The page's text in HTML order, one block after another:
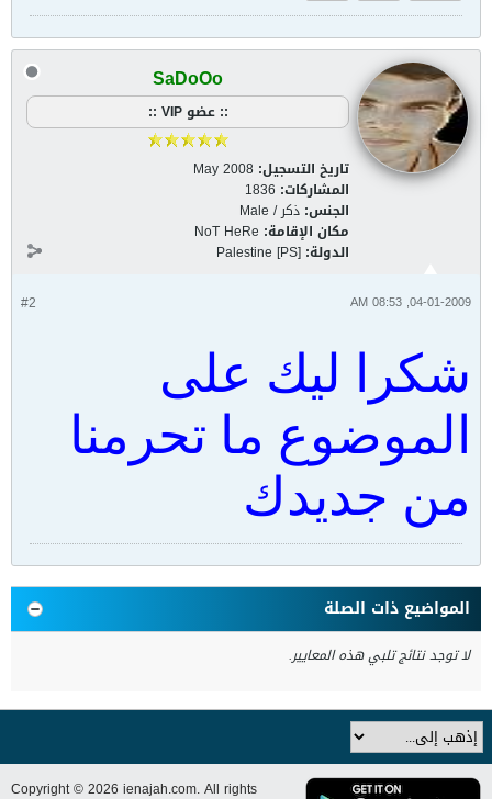
SaDoOo
:: عضو VIP ::
تاريخ التسجيل: May 2008
المشاركات: 1836
الجنس: ذكر / Male
مكان الإقامة: NoT HeRe
الدولة: Palestine [PS]
#2 04-01-2009, 08:53 AM
شكرا ليك على
الموضوع ما تحرمنا
من جديدك
المواضيع ذات الصلة
لا توجد نتائج تلبي هذه المعايير.
Copyright © 2026 ienajah.com. All rights